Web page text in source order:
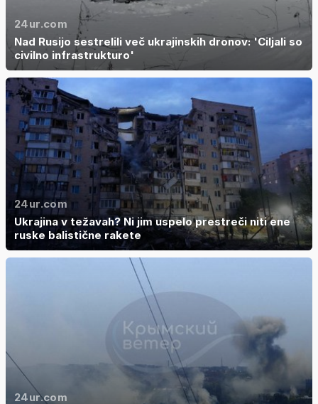
24ur.com
Nad Rusijo sestrelili več ukrajinskih dronov: 'Ciljali so
civilno infrastrukturo'
24ur.com
Ukrajina v težavah? Ni jim uspelo prestreči niti ene
ruske balistične rakete
24ur.com